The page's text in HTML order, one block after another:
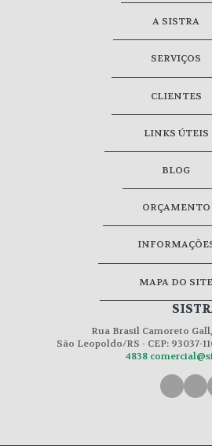
A SISTRA
SERVIÇOS
CLIENTES
LINKS ÚTEIS
BLOG
ORÇAMENTO
MAPA DO SITE
Rua Brasil Camoreto
São Leopoldo/RS - CEP: 93037-
4838